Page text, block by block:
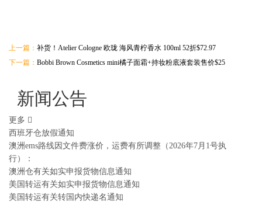
上一篇： 补货！Atelier Cologne 欧珑 海风青柠香水 100ml 52折$72.97
下一篇： Bobbi Brown Cosmetics mini橘子面霜+持妆粉底液套装售价$25
新闻公告
更多
西班牙仓放假通知
澳洲ems路线因文件费涨价，运费有所调整（2026年7月1号执
行）：
澳洲仓有关如实申报货物信息通知
美国转运有关如实申报货物信息通知
美国转运有关转国内快递名通知